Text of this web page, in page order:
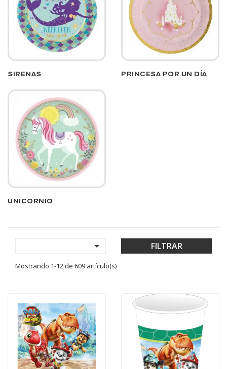
SIRENAS PRINCESA POR UN DÍA
UNICORNIO
 FILTRAR
Mostrando 1-12 de 609 artículo(s)